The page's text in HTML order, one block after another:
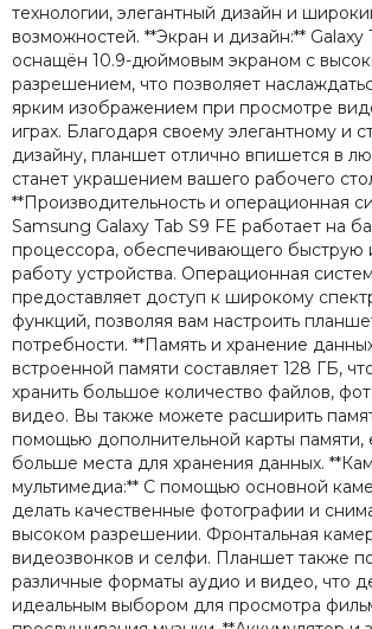
технологии, элегантный дизайн и
возможностей. **Экран и дизайн:** Galaxy
оснащён 10.9-дюймовым экраном с
разрешением, что позволяет
ярким изображением при просмотре
играх. Благодаря своему элегантному и
дизайну, планшет отлично впишется в
станет украшением вашего рабочего
**Производительность и операционная
Samsung Galaxy Tab S9 FE работает на
процессора, обеспечивающего быструю
работу устройства. Операционная
предоставляет доступ к широкому
функций, позволяя вам настроить
потребности. **Память и хранение
встроенной памяти составляет 128 ГБ,
хранить большое количество файлов,
видео. Вы также можете расширить
помощью дополнительной карты памяти,
больше места для хранения данных.
мультимедиа:** С помощью основной
делать качественные фотографии и
высоком разрешении. Фронтальная
видеозвонков и селфи. Планшет также
различные форматы аудио и видео, что
идеальным выбором для просмотра